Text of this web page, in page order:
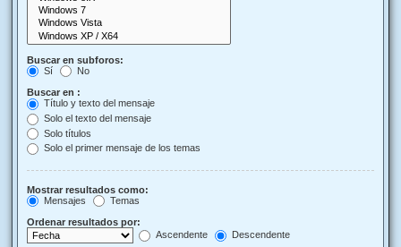
Buscar en subforos:
Sí
No
Buscar en :
Título y texto del mensaje
Solo el texto del mensaje
Solo títulos
Solo el primer mensaje de los temas
Mostrar resultados como:
Mensajes
Temas
Ordenar resultados por:
Ascendente
Descendente